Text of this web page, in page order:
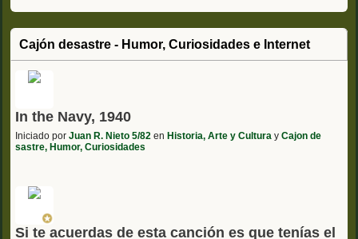
Cajón desastre - Humor, Curiosidades e Internet
In the Navy, 1940
Iniciado por Juan R. Nieto 5/82 en Historia, Arte y Cultura y Cajon de
sastre, Humor, Curiosidades
Si te acuerdas de esta canción es que tenías el